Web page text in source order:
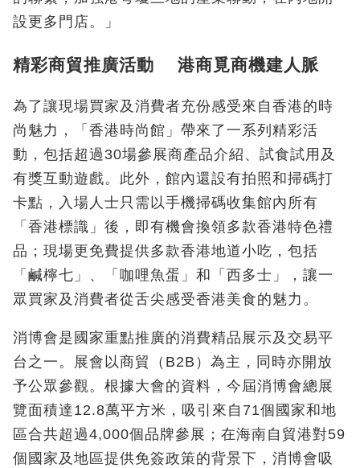
設更多門店。」
精彩商貿推廣活動 港商覓商機建人脈
為了讓現場買家及消費者充份感受來自香港的時
尚魅力，「香港時尚館」帶來了一系列精彩活
動，包括超過30場參展商產品介紹、試食試用及
有獎互動遊戲。此外，館內還設有拍照和掃碼打
卡點，入場人士只需以手機掃碼收集館內所有
「香港標識」後，即有機會換領多款香港特色禮
品；現場更免費提供多款香港地道小吃，包括
「鹹檸七」、「咖哩魚蛋」和「西多士」，讓一
眾買家及消費者從舌尖感受香港美食的魅力。
消博會是國家重點推廣的消費精品展示及交易平
台之一。展會以商貿（B2B）為主，同時亦開放
予公眾參觀。根據大會的資料，今屆消博會總展
覽面積達12.8萬平方米，吸引來自71個國家和地
區合共超過4,000個品牌參展；在海南自貿港對59
個國家及地區提供免簽政策的背景下，消博會吸